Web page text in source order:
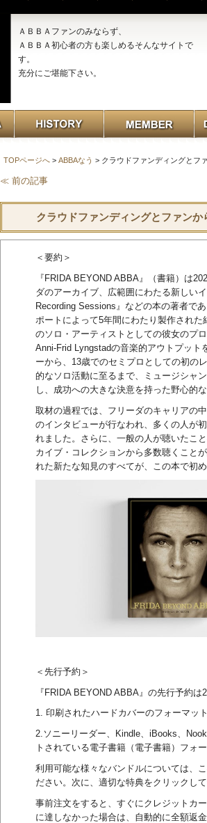
ＡＢＢＡファンのみならず、
ＡＢＢＡ初心者の方も楽しめるそんなサイトで
す。
充分にご堪能下さい。
TOPページへ > ABBAなう > クラウドファンディングとフ
≪ 前の記事
クラウドファンディングとファン
＜要約＞
『FRIDA BEYOND ABBA』（書籍）は
ダのアーカイブ、広範囲にわたる新しい
Recording Sessions』などの本の著者で
ポートによって5年間にわたり製作され
のソロ・アーティストとしての彼女のプ
Anni-Frid Lyngstadの音楽的アウトプット
ーから、13歳でのセミプロとしての初の
的なソロ活動に至るまで、ミュージシャ
し、成功への大きな決意を持った野心的
取材の過程では、フリーダのキャリアの
のインタビューが行なわれ、多くの人が
れました。さらに、一般の人が聴いたこ
カイブ・コレクションから多数聴くこと
れた新たな知見のすべてが、この本で初
＜先行予約＞
『FRIDA BEYOND ABBA』の先行予約は
1. 印刷されたハードカバーのフォーマッ
2.ソニーリーダー、Kindle、iBooks、
トされている電子書籍（電子書籍）フォ
利用可能な様々なバンドルについては、
ださい。次に、適切な特典をクリックし
事前注文をすると、すぐにクレジットカ
に達しなかった場合は、自動的に全額返